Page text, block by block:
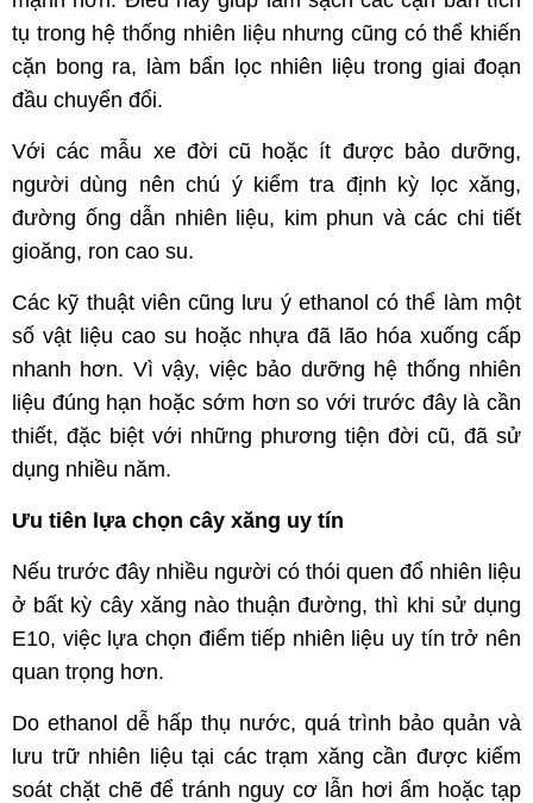
tụ trong hệ thống nhiên liệu nhưng cũng có thể khiến
cặn bong ra, làm bẩn lọc nhiên liệu trong giai đoạn
đầu chuyển đổi.
Với các mẫu xe đời cũ hoặc ít được bảo dưỡng,
người dùng nên chú ý kiểm tra định kỳ lọc xăng,
đường ống dẫn nhiên liệu, kim phun và các chi tiết
gioăng, ron cao su.
Các kỹ thuật viên cũng lưu ý ethanol có thể làm một
số vật liệu cao su hoặc nhựa đã lão hóa xuống cấp
nhanh hơn. Vì vậy, việc bảo dưỡng hệ thống nhiên
liệu đúng hạn hoặc sớm hơn so với trước đây là cần
thiết, đặc biệt với những phương tiện đời cũ, đã sử
dụng nhiều năm.
Ưu tiên lựa chọn cây xăng uy tín
Nếu trước đây nhiều người có thói quen đổ nhiên liệu
ở bất kỳ cây xăng nào thuận đường, thì khi sử dụng
E10, việc lựa chọn điểm tiếp nhiên liệu uy tín trở nên
quan trọng hơn.
Do ethanol dễ hấp thụ nước, quá trình bảo quản và
lưu trữ nhiên liệu tại các trạm xăng cần được kiểm
soát chặt chẽ để tránh nguy cơ lẫn hơi ẩm hoặc tạp